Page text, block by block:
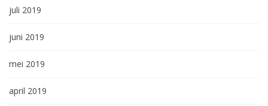
juli 2019
juni 2019
mei 2019
april 2019